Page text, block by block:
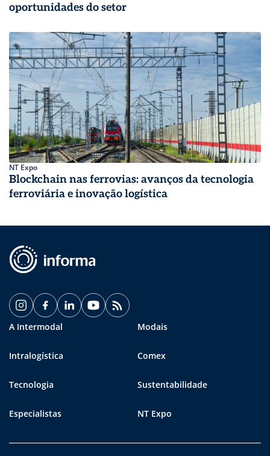
oportunidades do setor
NT Expo
Blockchain nas ferrovias: avanços da tecnologia
ferroviária e inovação logística
A Intermodal Modais
Intralogística Comex
Tecnologia Sustentabilidade
Especialistas NT Expo